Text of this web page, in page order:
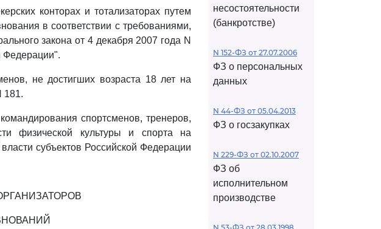
конторах и тотализаторах путем
в соответствии с требованиями,
закона от 4 декабря 2007 года N
Федерации".
не достигших возраста 18 лет на
181.
спортсменов, тренеров,
физической культуры и спорта на
субъектов Российской Федерации
несостоятельности
(банкротстве)
N 152-ФЗ от 27.07.2006
ФЗ о персональных
данных
N 44-ФЗ от 05.04.2013
ФЗ о госзакупках
N 229-ФЗ от 02.10.2007
ФЗ об
исполнительном
производстве